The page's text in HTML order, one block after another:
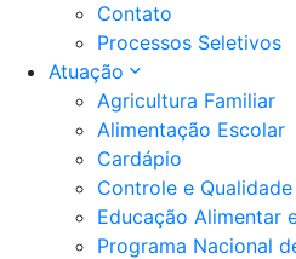
Contato
Processos Seletivos
Atuação
Agricultura Familiar
Alimentação Escolar
Cardápio
Controle e Qualidade
Educação Alimentar
Programa Nacional